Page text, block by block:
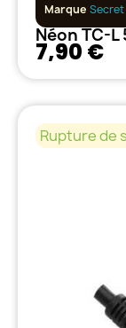
Marque
7,90 €
Rupture de